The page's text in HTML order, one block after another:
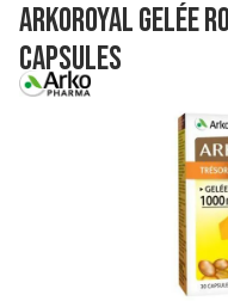
ArkoRoyal Gelée
Capsules